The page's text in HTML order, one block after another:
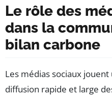
Le rôle des
dans la
bilan carbone
Les médias sociaux
diffusion rapide et large